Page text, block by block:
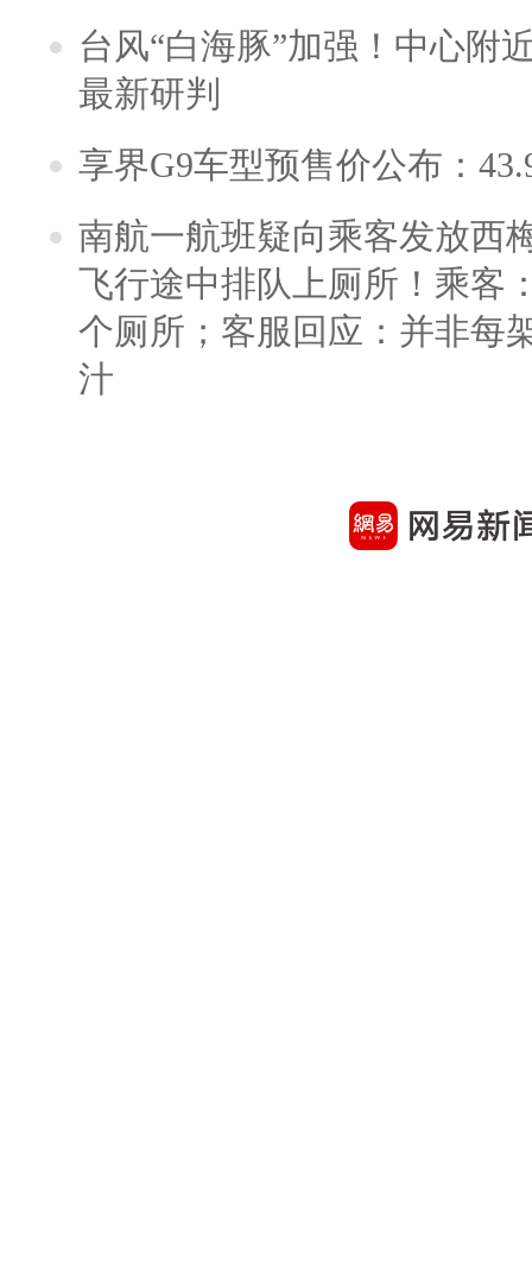
台风“白海豚”加强！中心附
最新研判
享界G9车型预售价公布：
南航一航班疑向乘客发放西
飞行途中排队上厕所！乘客
个厕所；客服回应：并非每
汁